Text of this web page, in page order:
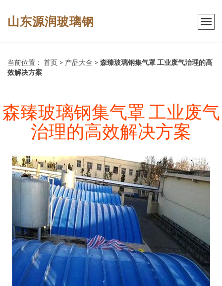
山东源润玻璃钢
当前位置： 首页 > 产品大全 > 森臻玻璃钢集气罩 工业废气治理的高
效解决方案
森臻玻璃钢集气罩 工业废气
治理的高效解决方案